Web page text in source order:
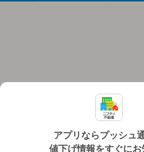
アプリならプッシュ
値下げ情報をすぐにお